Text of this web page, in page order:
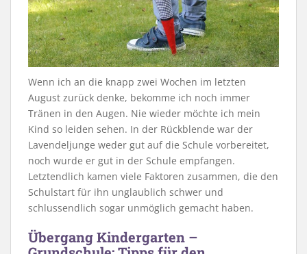
Wenn ich an die knapp zwei Wochen im letzten
August zurück denke, bekomme ich noch immer
Tränen in den Augen. Nie wieder möchte ich mein
Kind so leiden sehen. In der Rückblende war der
Lavendeljunge weder gut auf die Schule vorbereitet,
noch wurde er gut in der Schule empfangen.
Letztendlich kamen viele Faktoren zusammen, die den
Schulstart für ihn unglaublich schwer und
schlussendlich sogar unmöglich gemacht haben.
Übergang Kindergarten –